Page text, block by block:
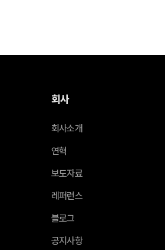
회사
회사소개
연혁
보도자료
레퍼런스
블로그
공지사항